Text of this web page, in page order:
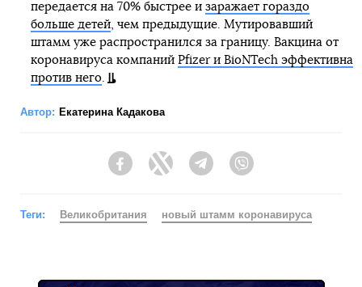
передается на 70% быстрее и заражает гораздо
больше детей, чем предыдущие. Мутировавший
штамм уже распространился за границу. Вакцина от
коронавируса компаний Pfizer и BioNTech эффективна
против него.
Автор: Екатерина Кадакова
FacebookTwitter Telegram
Теги: Великобритания новый штамм коронавируса